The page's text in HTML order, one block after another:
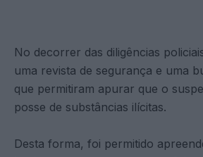
No decorrer das diligências
uma revista de segurança e uma
que permitiram apurar que o
posse de substâncias ilícitas.
Desta forma, foi permitido